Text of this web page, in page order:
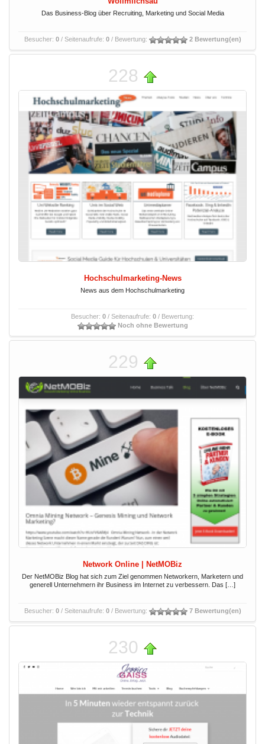
Das Business-Blog über Recruiting, Marketing und Social Media
Besucher: 0/ Seitenaufrufe: 0/ Bewertung: 2 Bewertung(en)
228
Hochschulmarketing-News
News aus dem Hochschulmarketing
Besucher: 0 / Seitenaufrufe: 0 / Bewertung:
Noch ohne Bewertung
229
Network Online | NetMOBiz
Der NetMOBiz Blog hat sich zum Ziel genommen Networkern, Marketern und
generell Unternehmern ihr Business im Internet zu verbessern. Das […]
Besucher: 0/ Seitenaufrufe: 0/ Bewertung: 7 Bewertung(en)
230